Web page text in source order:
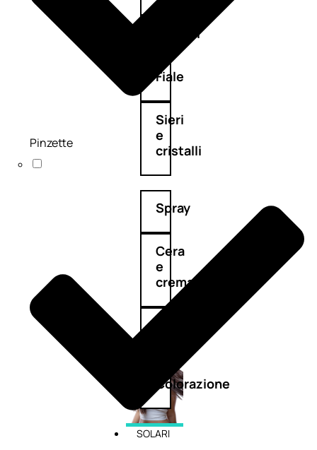
Lozioni
Fiale
Sieri
e
cristalli
Spray
Cera
e
crema
Colorazione
SOLARI
Pinzette